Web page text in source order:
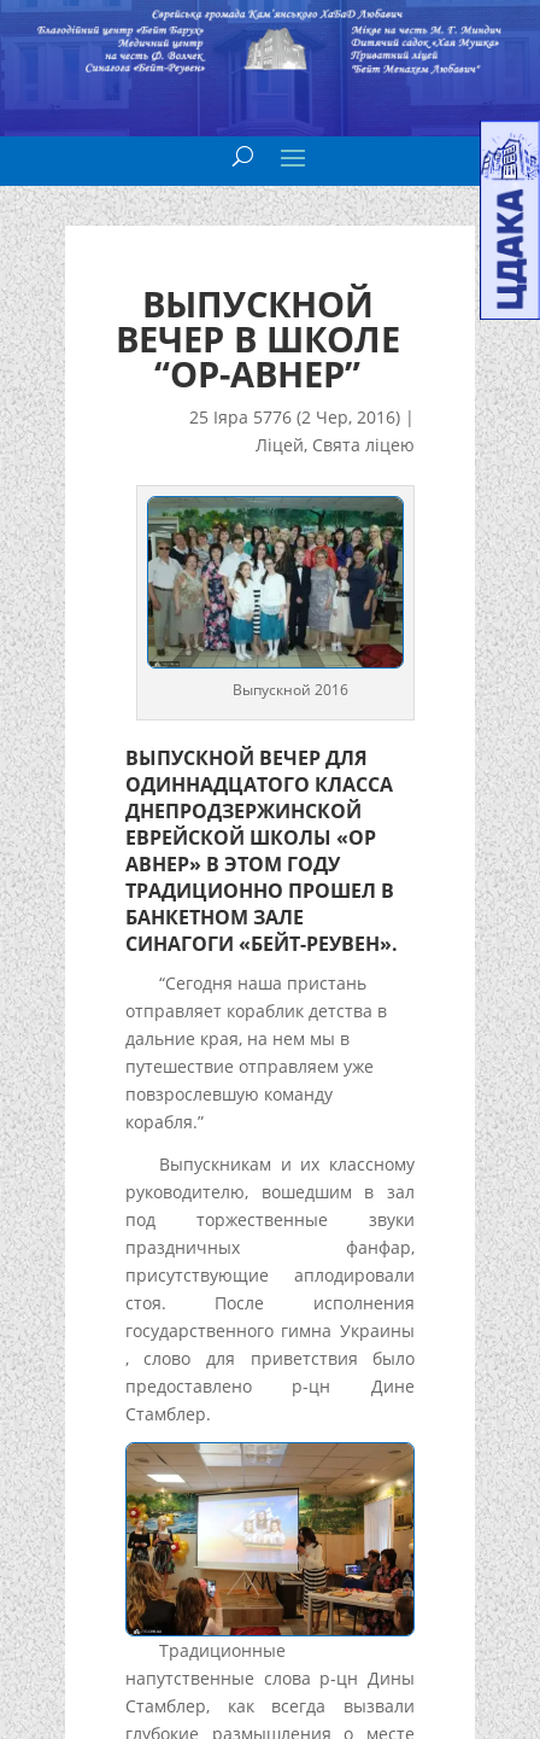
ВЫПУСКНОЙ
ВЕЧЕР В ШКОЛЕ
“ОР-АВНЕР”
25 Іяра 5776 (2 Чер, 2016) |
Ліцей, Свята ліцею
Выпускной 2016
ВЫПУСКНОЙ ВЕЧЕР ДЛЯ
ОДИННАДЦАТОГО КЛАССА
ДНЕПРОДЗЕРЖИНСКОЙ
ЕВРЕЙСКОЙ ШКОЛЫ «ОР
АВНЕР» В ЭТОМ ГОДУ
ТРАДИЦИОННО ПРОШЕЛ В
БАНКЕТНОМ ЗАЛЕ
СИНАГОГИ «БЕЙТ-РЕУВЕН».
“Сегодня наша пристань
отправляет кораблик детства в
дальние края, на нем мы в
путешествие отправляем уже
повзрослевшую команду
корабля.”
Выпускникам и их классному
руководителю, вошедшим в зал
под торжественные звуки
праздничных фанфар,
присутствующие аплодировали
стоя. После исполнения
государственного гимна Украины
, слово для приветствия было
предоставлено р-цн Дине
Стамблер.
Традиционные
напутственные слова р-цн Дины
Стамблер, как всегда вызвали
глубокие размышления о месте